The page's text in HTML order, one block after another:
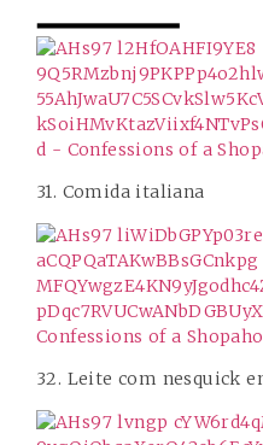
31. Comida italiana
32. Leite com nesquick